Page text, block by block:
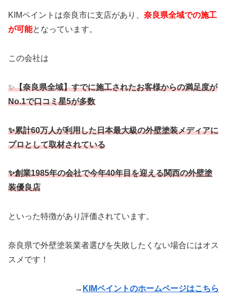
KIMペイントは奈良市に支店があり、 奈良県全域での施工
が可能となっています。
この会社は
✨【奈良県全域】すでに施工されたお客様からの満足度が
No.1で口コミ星5が多数
✨累計60万人が利用した日本最大級の外壁塗装メディアに
プロとして取材されている
✨創業1985年の会社で今年40年目を迎える関西の外壁塗
装優良店
といった特徴があり評価されています。
奈良県で外壁塗装業者選びを失敗したくない場合にはオス
スメです！
→ KIMペイントのホームページはこちら